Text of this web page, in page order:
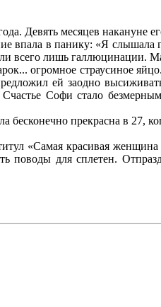
Девять месяцев накануне
впала в панику: «Я
всего лишь галлюцинации.
огромное страусиное
ей заодно
Счастье Софи стало
прекрасна в 27,
«Самая красивая
поводы для сплетен.